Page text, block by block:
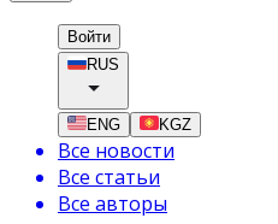
Войти
RUS
ENG KGZ
Все новости
Все статьи
Все авторы